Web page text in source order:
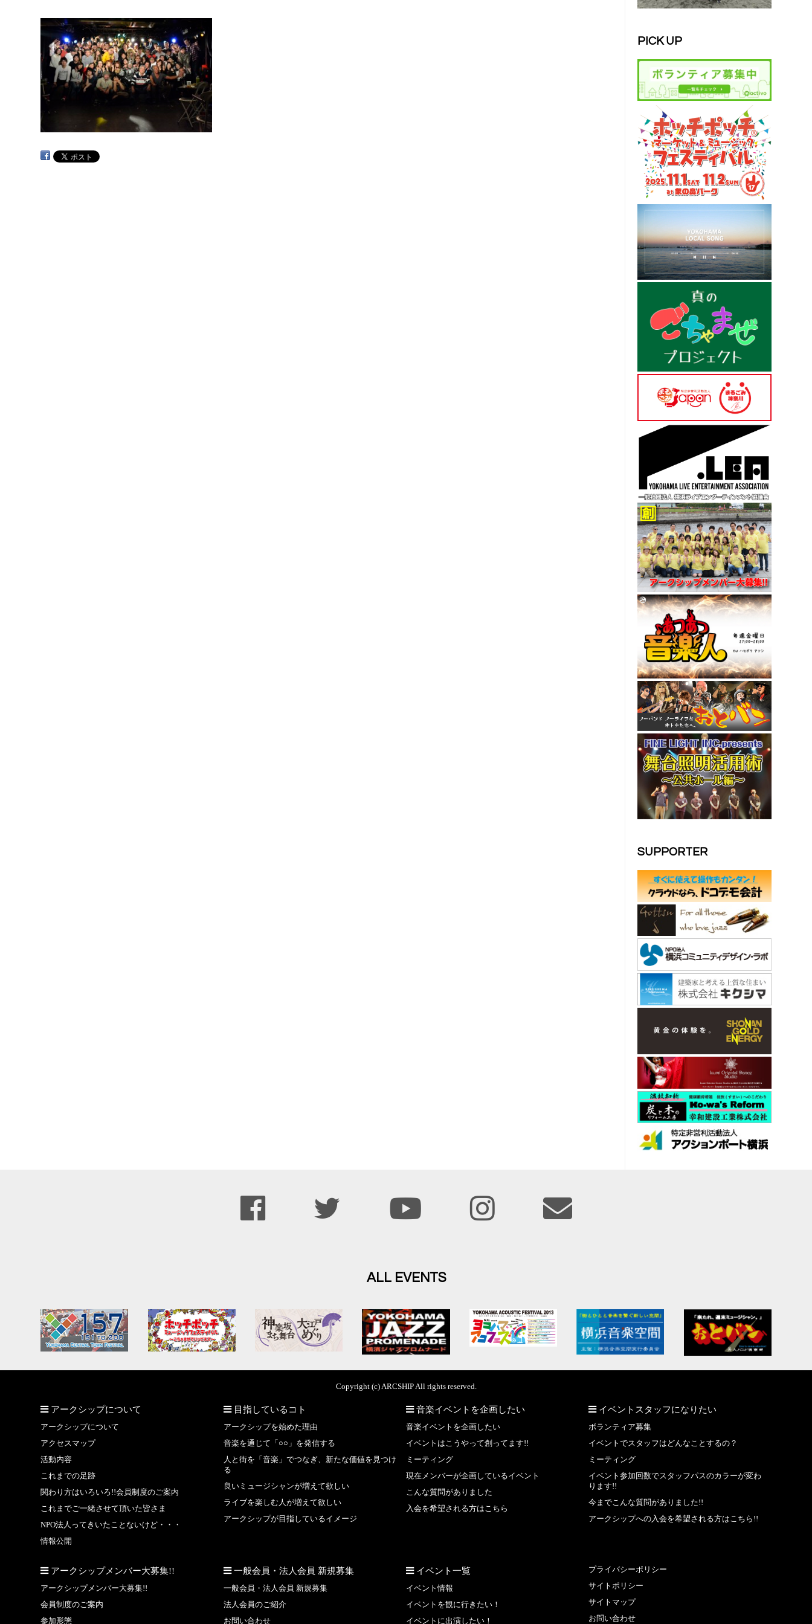
PICK UP
SUPPORTER
ALL EVENTS
Copyright (c) ARCSHIP All rights reserved.
アークシップについて
アークシップについて
アクセスマップ
活動内容
これまでの足跡
関わり方はいろいろ!!会員制度のご案内
これまでご一緒させて頂いた皆さま
NPO法人ってきいたことないけど・・・
情報公開
目指しているコト
アークシップを始めた理由
音楽を通じて「○○」を発信する
人と街を「音楽」でつなぎ、新たな価値を見つけ
る
良いミュージシャンが増えて欲しい
ライブを楽しむ人が増えて欲しい
アークシップが目指しているイメージ
音楽イベントを企画したい
音楽イベントを企画したい
イベントはこうやって創ってます!!
ミーティング
現在メンバーが企画しているイベント
こんな質問がありました
入会を希望される方はこちら
イベントスタッフになりたい
ボランティア募集
イベントでスタッフはどんなことするの？
ミーティング
イベント参加回数でスタッフパスのカラーが変わ
ります!!
今までこんな質問がありました!!
アークシップへの入会を希望される方はこちら!!
アークシップメンバー大募集!!
アークシップメンバー大募集!!
会員制度のご案内
参加形態
一般会員・法人会員 新規募集
一般会員・法人会員 新規募集
法人会員のご紹介
お問い合わせ
イベント一覧
イベント情報
イベントを観に行きたい！
イベントに出演したい！
プライバシーポリシー
サイトポリシー
サイトマップ
お問い合わせ